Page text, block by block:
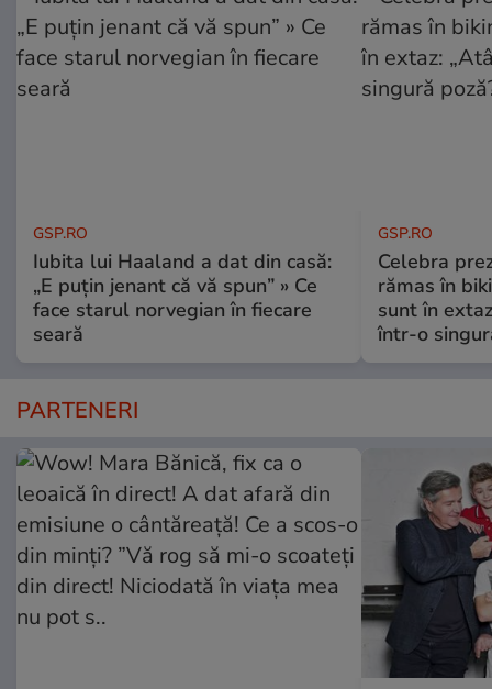
GSP.RO
Iubita lui Haaland a dat din casă:
„E puțin jenant că vă spun” » Ce
face starul norvegian în fiecare
seară
GSP.RO
Celebra
rămas în
sunt în
într-o
PARTENERI